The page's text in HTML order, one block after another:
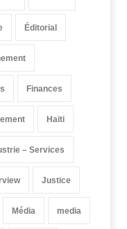
Éditorial
Finances
Haïti
– Services
Justice
Média media